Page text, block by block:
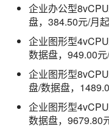
企业办公型
盘，384.50元/月起
企业图形型
数据盘，949.00
企业图形型
盘/数据盘，
企业图形型
数据盘，9679.80